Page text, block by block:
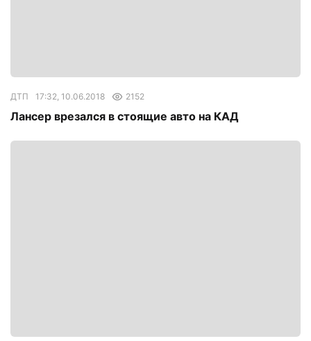
ДТП 17:32, 10.06.2018 2152
Лансер врезался в стоящие авто на КАД